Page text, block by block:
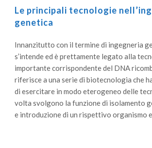
Le principali tecnologie
genetica
Innanzitutto con il termine di ingegneria
s’intende ed è prettamente legato alla
importante corrispondente del DNA
riferisce a una serie di biotecnologia che
di esercitare in modo eterogeneo delle
volta svolgono la funzione di isolamento
e introduzione di un rispettivo organismo